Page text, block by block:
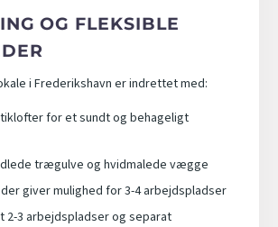
OG FLEKSIBLE
i Frederikshavn er indrettet med:
for et sundt og behageligt
trægulve og hvidmalede vægge
giver mulighed for 3-4 arbejdspladser
2-3 arbejdspladser og separat